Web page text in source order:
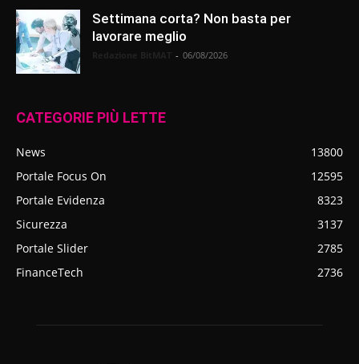
Settimana corta? Non basta per
lavorare meglio
- 06/08/2026
CATEGORIE PIÙ LETTE
News
13800
Portale Focus On
12595
Portale Evidenza
8323
Sicurezza
3137
Portale Slider
2785
FinanceTech
2736